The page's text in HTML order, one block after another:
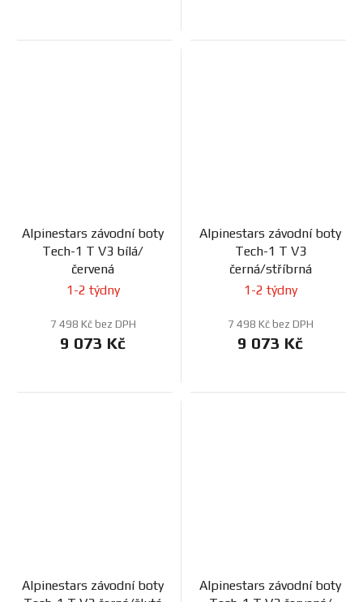
Alpinestars závodní boty
Tech-1 T V3 bílá/
červená
1-2 týdny
7 498 Kč bez DPH
9 073 Kč
Alpinestars závodní boty
Tech-1 T V3
černá/stříbrná
1-2 týdny
7 498 Kč bez DPH
9 073 Kč
Alpinestars závodní boty
Alpinestars závodní boty